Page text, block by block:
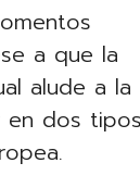
a que la
alude a la
en dos